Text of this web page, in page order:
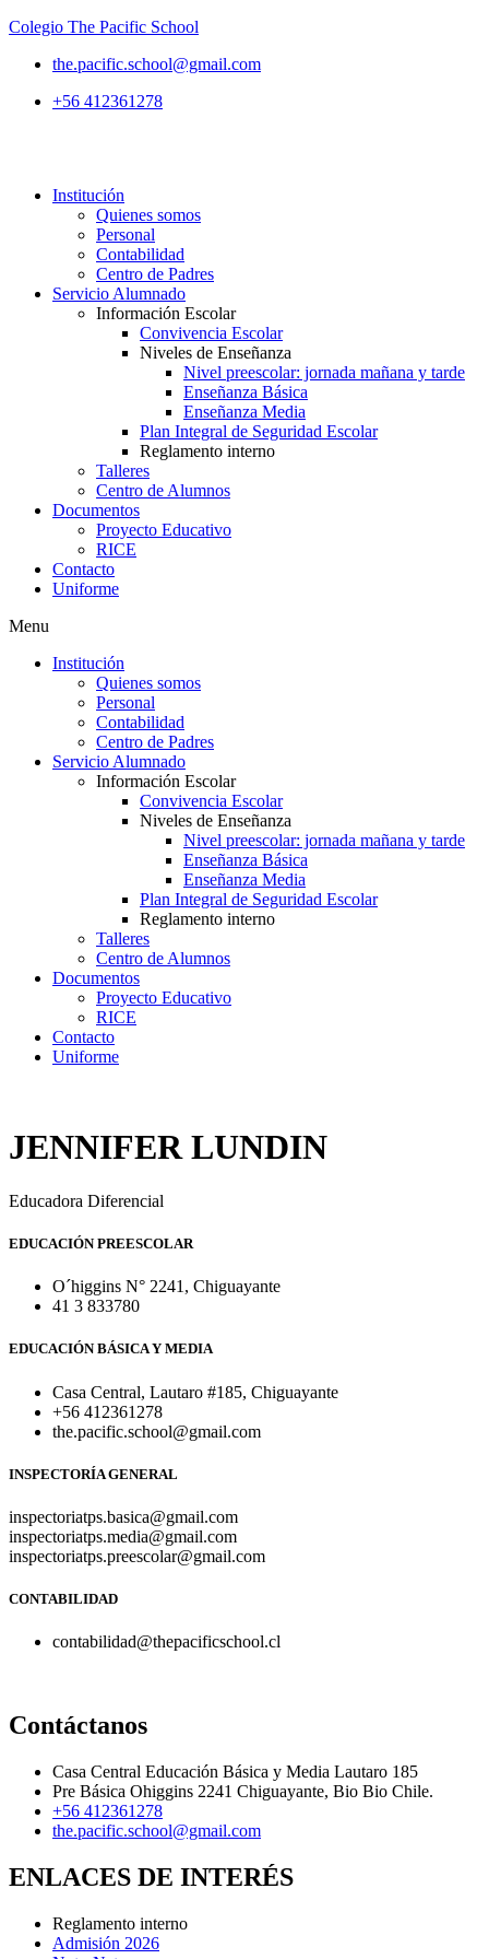
Colegio The Pacific School
the.pacific.school@gmail.com
+56 412361278
Institución
Quienes somos
Personal
Contabilidad
Centro de Padres
Servicio Alumnado
Información Escolar
Convivencia Escolar
Niveles de Enseñanza
Nivel preescolar: jornada mañana y tarde
Enseñanza Básica
Enseñanza Media
Plan Integral de Seguridad Escolar
Reglamento interno
Talleres
Centro de Alumnos
Documentos
Proyecto Educativo
RICE
Contacto
Uniforme
Menu
Institución
Quienes somos
Personal
Contabilidad
Centro de Padres
Servicio Alumnado
Información Escolar
Convivencia Escolar
Niveles de Enseñanza
Nivel preescolar: jornada mañana y tarde
Enseñanza Básica
Enseñanza Media
Plan Integral de Seguridad Escolar
Reglamento interno
Talleres
Centro de Alumnos
Documentos
Proyecto Educativo
RICE
Contacto
Uniforme
JENNIFER LUNDIN
Educadora Diferencial
EDUCACIÓN PREESCOLAR
O´higgins N° 2241, Chiguayante
41 3 833780
EDUCACIÓN BÁSICA Y MEDIA
Casa Central, Lautaro #185, Chiguayante
+56 412361278
the.pacific.school@gmail.com
INSPECTORÍA GENERAL
inspectoriatps.basica@gmail.com
inspectoriatps.media@gmail.com
inspectoriatps.preescolar@gmail.com
CONTABILIDAD
contabilidad@thepacificschool.cl
Contáctanos
Casa Central Educación Básica y Media Lautaro 185
Pre Básica Ohiggins 2241 Chiguayante, Bio Bio Chile.
+56 412361278
the.pacific.school@gmail.com
ENLACES DE INTERÉS
Reglamento interno
Admisión 2026